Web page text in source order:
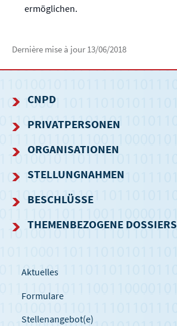
ermöglichen.
Dernière mise à jour 13/06/2018
NAVIGATIONSMENÜ
CNPD
PRIVATPERSONEN
ORGANISATIONEN
STELLUNGNAHMEN
BESCHLÜSSE
THEMENBEZOGENE DOSSIERS
Aktuelles
Formulare
Stellenangebot(e)